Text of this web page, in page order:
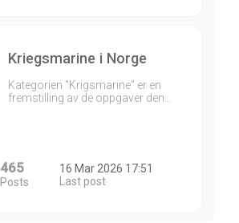
Kriegsmarine i Norge
Kategorien "Krigsmarine" er en
fremstilling av de oppgaver den…
465
Posts
16 Mar 2026 17:51
Last post